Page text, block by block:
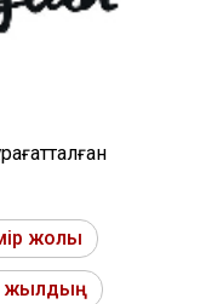
жолы
жылдың